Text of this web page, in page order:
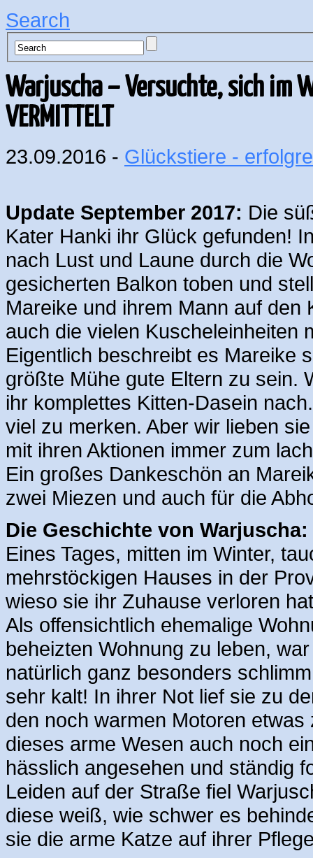
Search
Warjuscha – Versuchte, sich im
VERMITTELT
23.09.2016 - Glückstiere -
Update September 2017: Die
Kater Hanki ihr Glück gefunden!
nach Lust und Laune durch die
gesicherten Balkon toben und
Mareike und ihrem Mann auf
auch die vielen Kuscheleinheiten
Eigentlich beschreibt es Mareike
größte Mühe gute Eltern zu sein.
ihr komplettes Kitten-Dasein
viel zu merken. Aber wir lieben
mit ihren Aktionen immer zum
Ein großes Dankeschön an
zwei Miezen und auch für die
Die Geschichte von Warjuscha:
Eines Tages, mitten im Winter,
mehrstöckigen Hauses in der
wieso sie ihr Zuhause verloren
Als offensichtlich ehemalige
beheizten Wohnung zu leben,
natürlich ganz besonders
sehr kalt! In ihrer Not lief sie zu
den noch warmen Motoren
dieses arme Wesen auch noch
hässlich angesehen und ständig
Leiden auf der Straße fiel
diese weiß, wie schwer es
sie die arme Katze auf ihrer